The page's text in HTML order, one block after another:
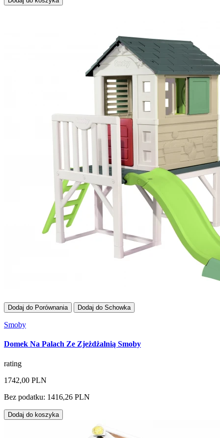
Dodaj do Porównania Dodaj do Schowka
Smoby
Domek Na Palach Ze Zjeżdżalnią Smoby
rating
1742,00 PLN
Bez podatku: 1416,26 PLN
Dodaj do koszyka